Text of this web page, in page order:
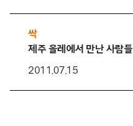
싹
제주 올레에서 만난 사람들
2011.07.15